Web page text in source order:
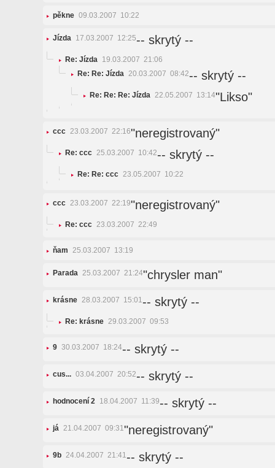
pěkne 09.03.2007 10:22
Jízda 17.03.2007 12:25-- skrytý --
Re: Jízda 19.03.2007 21:06
Re: Re: Jízda 20.03.2007 08:42-- skrytý --
Re: Re: Re: Jízda 22.05.2007 13:14"Likso"
ccc 23.03.2007 22:16"neregistrovaný"
Re: ccc 25.03.2007 10:42-- skrytý --
Re: Re: ccc 23.05.2007 10:22
ccc 23.03.2007 22:19"neregistrovaný"
Re: ccc 23.03.2007 22:49
ňam 25.03.2007 13:19
Parada 25.03.2007 21:24"chrysler man"
krásne 28.03.2007 15:01-- skrytý --
Re: krásne 29.03.2007 09:53
9 30.03.2007 18:24-- skrytý --
cus... 03.04.2007 20:52-- skrytý --
hodnocení 2 18.04.2007 11:39-- skrytý --
já 21.04.2007 09:31"neregistrovaný"
9b 24.04.2007 21:41-- skrytý --